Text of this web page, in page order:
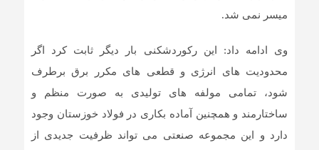
میسر نمی شد.
وی ادامه داد: این رکوردشکنی بار دیگر ثابت کرد اگر
محدودیت های انرژی و قطعی های مکرر برق برطرف
شود، تمامی مولفه های تولیدی به صورت منظم و
ساختارمند و همچنین آماده بکاری در فولاد خوزستان وجود
دارد و این مجموعه صنعتی می تواند ظرفیت جدیدی از